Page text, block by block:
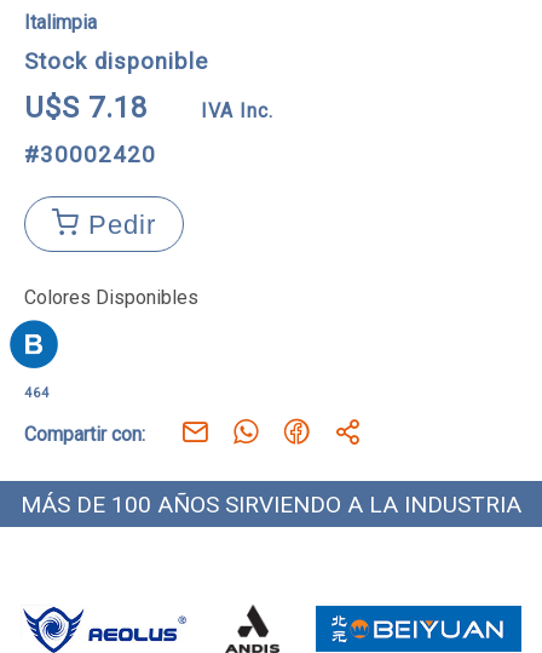
Italimpia
Stock disponible
U$S 7.18 IVA Inc.
#30002420
Pedir
Colores Disponibles
464
Compartir con:
MÁS DE 100 AÑOS SIRVIENDO A LA INDUSTRIA